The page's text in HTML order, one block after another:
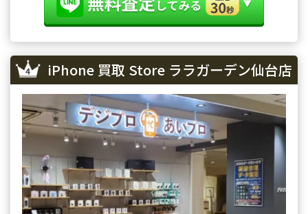
iPhone 買取 Store ララガーデン仙台店